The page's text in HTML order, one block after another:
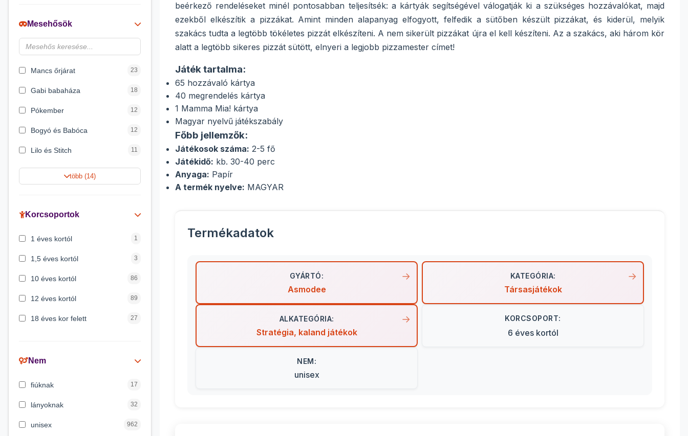
Noris
Disney hercegnők 6
Mesehősök
Mancs őrjárat 23
Gabi babaháza 18
Pókember 12
Bogyó és Babóca 12
Lilo és Stitch 11
Jégvarázs 9
Peppa malac
több (14)
Korcsoportok
1 éves kortól 1
1,5 éves kortól 3
10 éves kortól 86
12 éves kortól 89
18 éves kor felett 27
3 éves kortól 200
Nem
fiúknak 17
lányoknak 32
unisex 962
beérkező rendeléseket minél pontosabban teljesítsék: a kártyák segítségével válogatják ki a szükséges hozzávalókat, majd
ezekből elkészítik a pizzákat. Amint minden alapanyag elfogyott, felfedik a sütőben készült pizzákat, és kiderül, melyik
szakács tudta a legtöbb tökéletes pizzát elkészíteni. A nem sikerült pizzákat újra el kell készíteni. Az a szakács, aki három kör
alatt a legtöbb sikeres pizzát sütött, elnyeri a legjobb pizzamester címet!
Játék tartalma:
65 hozzávaló kártya
40 megrendelés kártya
1 Mamma Mia! kártya
Magyar nyelvű játékszabály
Főbb jellemzők:
Játékosok száma: 2-5 fő
Játékidő: kb. 30-40 perc
Anyaga: Papír
A termék nyelve: MAGYAR
Termékadatok
GYÁRTÓ:
Asmodee
KATEGÓRIA:
Társasjátékok
ALKATEGÓRIA:
Stratégia, kaland játékok
KORCSOPORT:
6 éves kortól
NEM:
unisex